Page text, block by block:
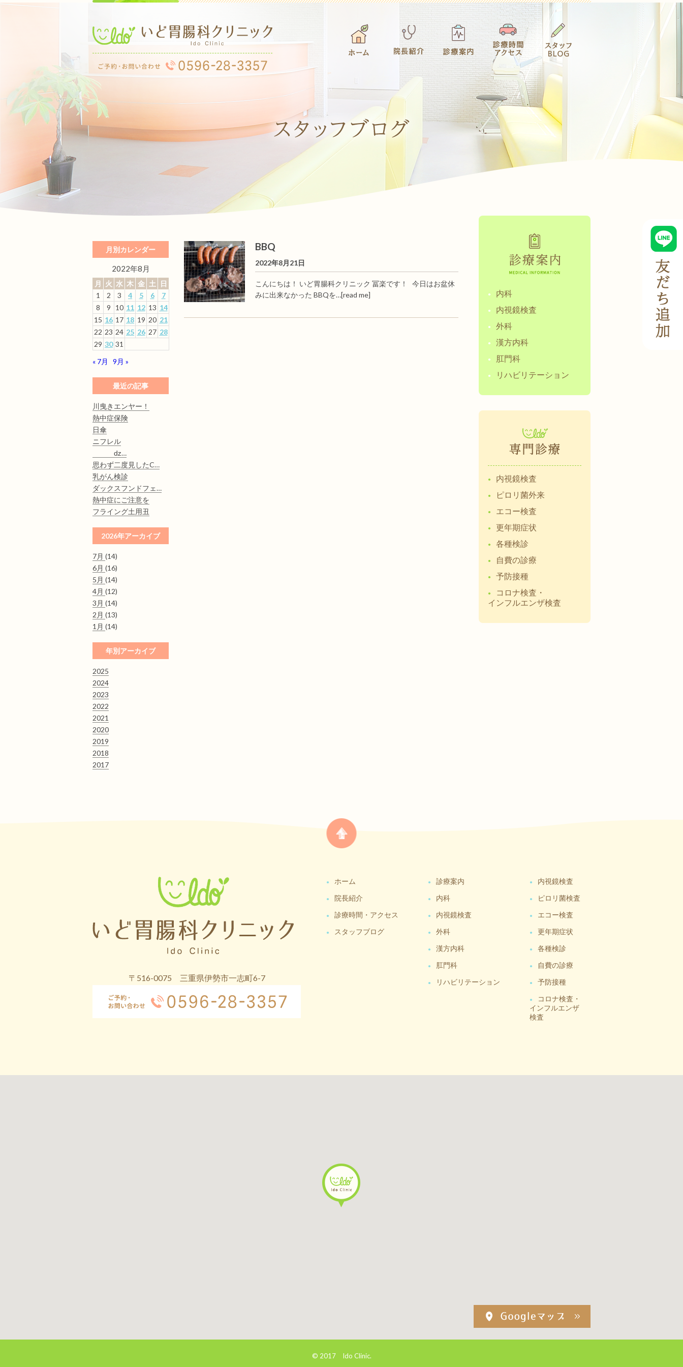
BBQ
2022年8月21日
こんにちは！ いど胃腸科クリニック 冨楽です！ 今日はお盆休
みに出来なかった BBQを…[read me]
月別カレンダー
2022年8月
月 火 水 木 金 土
日
1
2 3 4 5 6
7
8
9 10 11 12 13 14
15 16 17 18 19 20 21
22 23 24 25 26 27 28
29 30 31
« 7月
9月 »
最近の記事
川曳きエンヤー！
熱中症保険
日傘
ニフレル
ǳ…
思わず二度見したC…
乳がん検診
ダックスフンドフェ…
熱中症にご注意を
フライング土用丑
2026年アーカイブ
7月 (14)
6月 (16)
5月 (14)
4月 (12)
3月 (14)
2月 (13)
1月 (14)
年別アーカイブ
2025
2024
2023
2022
2021
2020
2019
2018
2017
内科
内視鏡検査
外科
漢方内科
肛門科
リハビリテーション
内視鏡検査
ピロリ菌外来
エコー検査
更年期症状
各種検診
自費の診療
予防接種
コロナ検査・
インフルエンザ検査
〒516-0075 三重県伊勢市一志町6-7
ホーム
院長紹介
診療時間・アクセス
スタッフブログ
診療案内
内科
内視鏡検査
外科
漢方内科
肛門科
リハビリテーション
内視鏡検査
ピロリ菌検査
エコー検査
更年期症状
各種検診
自費の診療
予防接種
コロナ検査・
インフルエンザ
検査
© 2017 Ido Clinic.